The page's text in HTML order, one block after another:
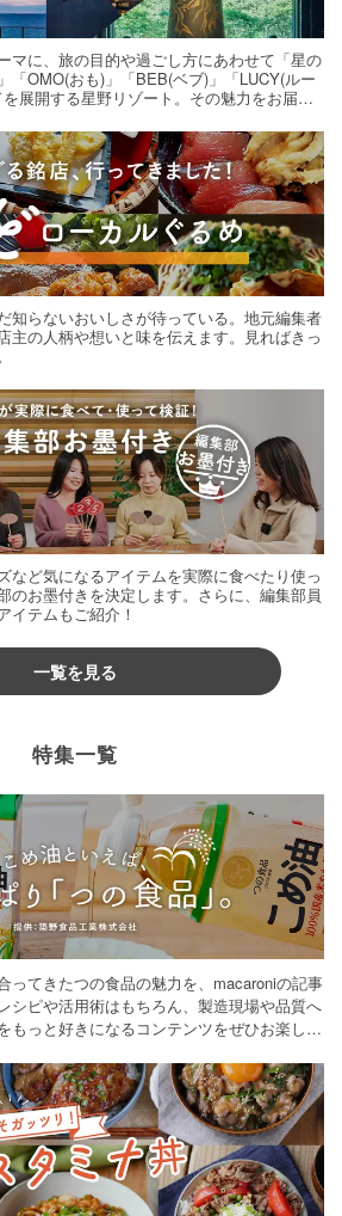
マに、旅の目的や過ごし方にあわせて「星の
「OMO(おも)」「BEB(ベブ)」「LUCY(ルー
展開する星野リゾート。その魅力をお届け
知らないおいしさが待っている。地元編集者
主の人柄や想いと味を伝えます。見ればきっ
など気になるアイテムを実際に食べたり使っ
のお墨付きを決定します。さらに、編集部員
イテムもご紹介！
一覧を見る
特集一覧
ってきたつの食品の魅力を、macaroniの記事
シピや活用術はもちろん、製造現場や品質へ
もっと好きになるコンテンツをぜひお楽しみ